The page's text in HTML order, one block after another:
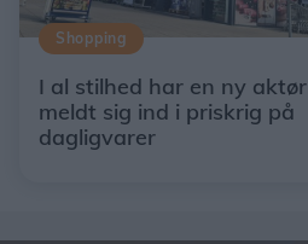
Shopping
I al stilhed har en ny aktør
meldt sig ind i priskrig på
dagligvarer